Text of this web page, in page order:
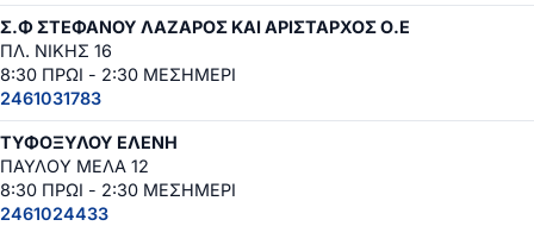
Σ.Φ ΣΤΕΦΑΝΟΥ ΛΑΖΑΡΟΣ ΚΑΙ ΑΡΙΣΤΑΡΧΟΣ Ο.Ε
ΠΛ. ΝΙΚΗΣ 16
8:30 ΠΡΩΙ - 2:30 ΜΕΣΗΜΕΡΙ
2461031783
ΤΥΦΟΞΥΛΟΥ ΕΛΕΝΗ
ΠΑΥΛΟΥ ΜΕΛΑ 12
8:30 ΠΡΩΙ - 2:30 ΜΕΣΗΜΕΡΙ
2461024433